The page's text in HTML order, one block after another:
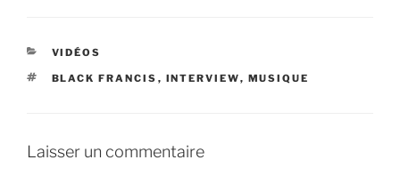
CATÉGORIES
VIDÉOS
ÉTIQUETTES
BLACK FRANCIS , INTERVIEW, MUSIQUE
Laisser un commentaire